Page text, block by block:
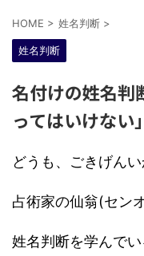
HOME > 姓名判断 >
姓名判断
名付けの姓名判
ってはいけない」
どうも、ごきげん
占術家の仙翁(セン
姓名判断を学んで